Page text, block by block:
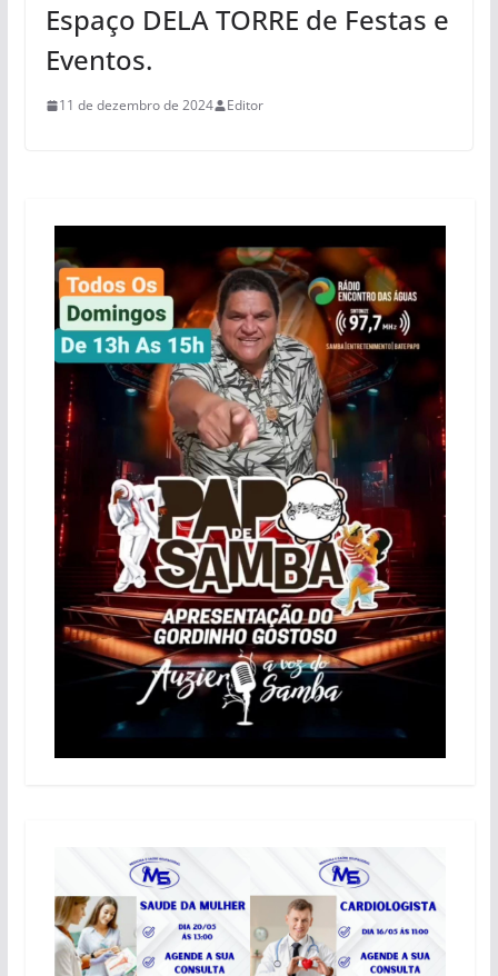
Espaço DELA TORRE de Festas e
Eventos.
11 de dezembro de 2024 Editor